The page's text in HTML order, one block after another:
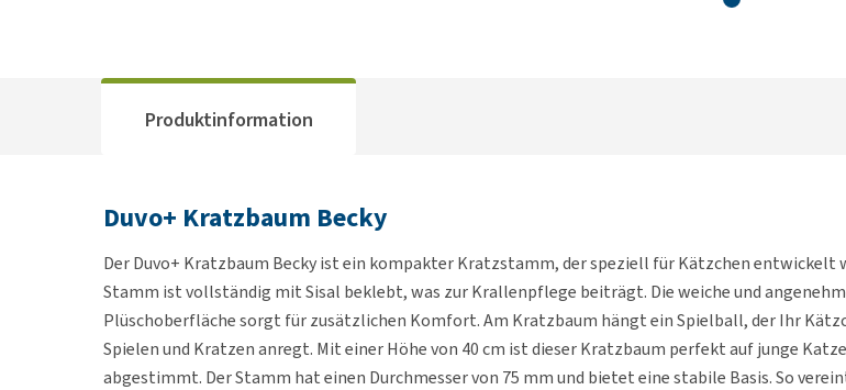
Produktinformation
Duvo+ Kratzbaum Becky
Der Duvo+ Kratzbaum Becky ist ein kompakter Kratzstamm, der speziell für Kätzchen entwickelt
Stamm ist vollständig mit Sisal beklebt, was zur Krallenpflege beiträgt. Die weiche und
Plüschoberfläche sorgt für zusätzlichen Komfort. Am Kratzbaum hängt ein Spielball, der Ihr
Spielen und Kratzen anregt. Mit einer Höhe von 40 cm ist dieser Kratzbaum perfekt auf junge
abgestimmt. Der Stamm hat einen Durchmesser von 75 mm und bietet eine stabile Basis. So